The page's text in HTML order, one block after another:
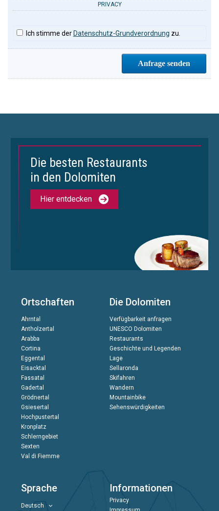
PRIVACY
Ich stimme der Datenschutz-Grundverordnung zu.
Die besten Restaurants
in den Dolomiten
Hier entdecken
Ortschaften
Ahrntal
Antholzertal
Arabba
Cortina
Eggental
Eisacktal
Fassatal
Gadertal
Grödnertal
Gsiesertal
Hochpustertal
Kronplatz
Schlerngebiet
Sexten
Val di Fiemme
Die Dolomiten
Verfügbarkeit anfragen
UNESCO Dolomiten
Restaurants
Geschichte und Legenden
Lage
Sellaronda
Skifahren
Wandern
Mountainbike
Sehenswürdigkeiten
Sprache
Deutsch
Informationen
Privacy